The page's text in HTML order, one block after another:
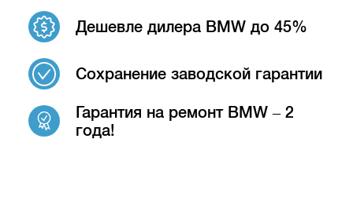
Дешевле дилера BMW до 45%
Сохранение заводской гарантии
Гарантия на ремонт BMW – 2
года!